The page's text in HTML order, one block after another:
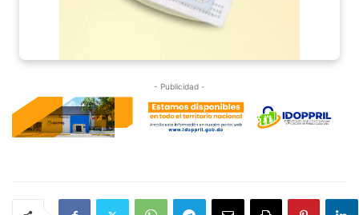
- Publicidad -